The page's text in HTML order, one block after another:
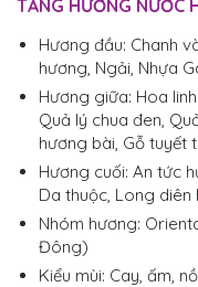
TẦNG HƯƠNG NƯỚC
Hương đầu: Chanh
hương, Ngải, Nhựa
Hương giữa: Hoa
Quả lý chua đen,
hương bài, Gỗ tuyết
Hương cuối: An tức
Da thuộc, Long diên
Nhóm hương:
Đông)
Kiểu mùi: Cay, ấm,